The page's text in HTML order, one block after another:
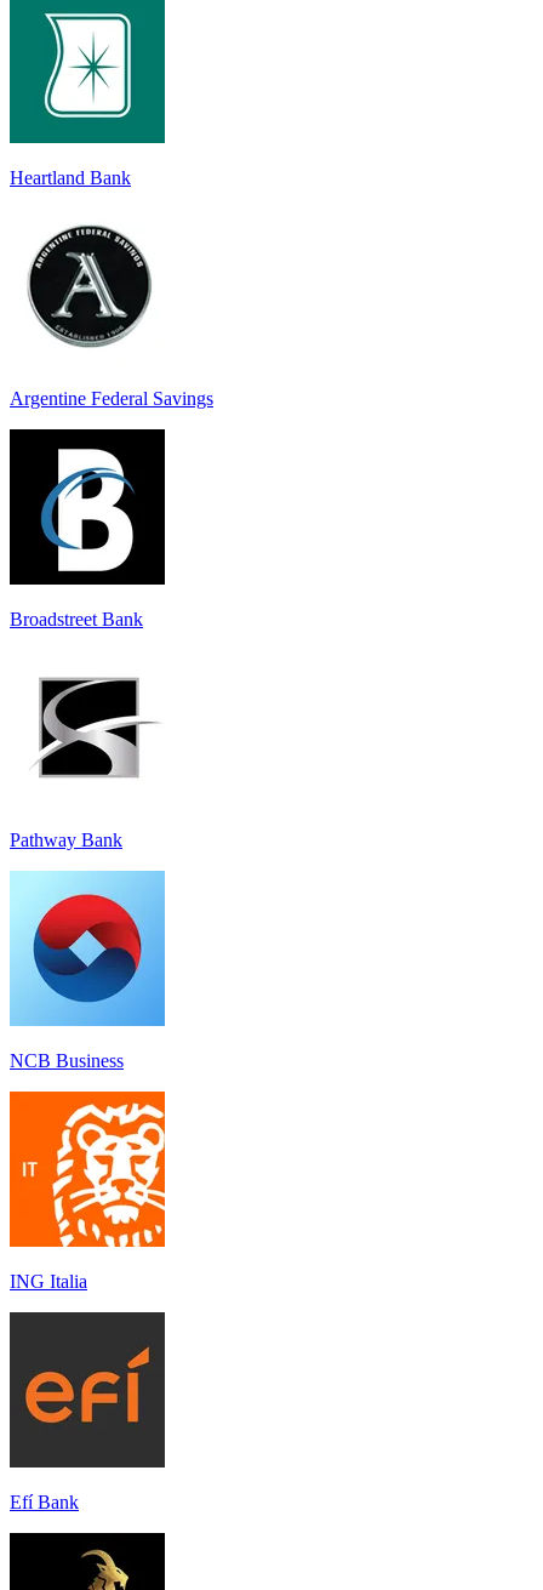
Heartland Bank
Argentine Federal Savings
Broadstreet Bank
Pathway Bank
NCB Business
ING Italia
Efí Bank